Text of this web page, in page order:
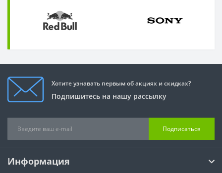
Хотите узнавать первым об акциях и скидках?
Подпишитесь на нашу рассылку
Подписаться
Информация